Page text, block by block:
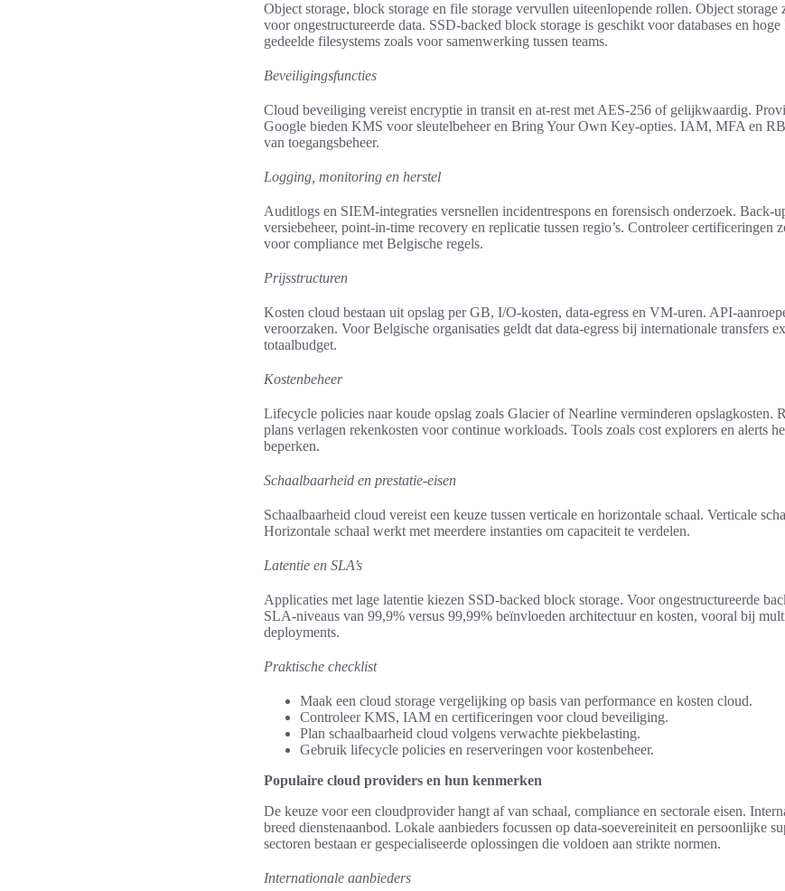
Object storage, block storage en file storage vervullen uiteenlopende rollen. Object storage
voor ongestructureerde data. SSD-backed block storage is geschikt voor databases en
gedeelde filesystems zoals voor samenwerking tussen teams.
Beveiligingsfuncties
Cloud beveiliging vereist encryptie in transit en at-rest met AES-256 of gelijkwaardig.
Google bieden KMS voor sleutelbeheer en Bring Your Own Key-opties. IAM, MFA en
van toegangsbeheer.
Logging, monitoring en herstel
Auditlogs en SIEM-integraties versnellen incidentrespons en forensisch onderzoek. Back-
versiebeheer, point-in-time recovery en replicatie tussen regio’s. Controleer certificeringen
voor compliance met Belgische regels.
Prijsstructuren
Kosten cloud bestaan uit opslag per GB, I/O-kosten, data‑egress en VM-uren. API-
veroorzaken. Voor Belgische organisaties geldt dat data‑egress bij internationale transfers
totaalbudget.
Kostenbeheer
Lifecycle policies naar koude opslag zoals Glacier of Nearline verminderen opslagkosten.
plans verlagen rekenkosten voor continue workloads. Tools zoals cost explorers en alerts
beperken.
Schaalbaarheid en prestatie-eisen
Schaalbaarheid cloud vereist een keuze tussen verticale en horizontale schaal. Verticale
Horizontale schaal werkt met meerdere instanties om capaciteit te verdelen.
Latentie en SLA’s
Applicaties met lage latentie kiezen SSD-backed block storage. Voor ongestructureerde
SLA-niveaus van 99,9% versus 99,99% beïnvloeden architectuur en kosten, vooral bij
deployments.
Praktische checklist
Maak een cloud storage vergelijking op basis van performance en kosten cloud.
Controleer KMS, IAM en certificeringen voor cloud beveiliging.
Plan schaalbaarheid cloud volgens verwachte piekbelasting.
Gebruik lifecycle policies en reserveringen voor kostenbeheer.
Populaire cloud providers en hun kenmerken
De keuze voor een cloudprovider hangt af van schaal, compliance en sectorale eisen.
breed dienstenaanbod. Lokale aanbieders focussen op data‑soevereiniteit en persoonlijke
sectoren bestaan er gespecialiseerde oplossingen die voldoen aan strikte normen.
Internationale aanbieders